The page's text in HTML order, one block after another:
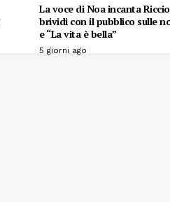
La voce di Noa incanta
brividi con il pubblico sulle
e “La vita è bella”
5 giorni ago